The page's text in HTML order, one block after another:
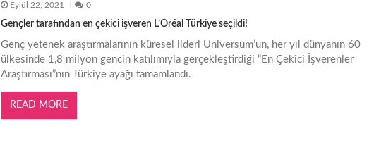
Eylül 22, 2021 0
Gençler tarafından en çekici işveren L’Oréal Türkiye seçildi!
Genç yetenek araştırmalarının küresel lideri Universum’un, her yıl dünyanın 60
ülkesinde 1,8 milyon gencin katılımıyla gerçekleştirdiği “En Çekici İşverenler
Araştırması”nın Türkiye ayağı tamamlandı.
READ MORE